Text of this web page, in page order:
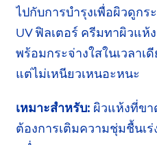
ไปกับการบำรุงเพื่อผิวดูกร
UV ฟิลเตอร์ ครีมทาผิวแห้
พร้อมกระจ่างใสในเวลาเ
แต่ไม่เหนียวเหนอะหนะ
เหมาะสำหรับ: ผิวแห้งที่ขา
ต้องการเติมความชุ่มชื้นเ